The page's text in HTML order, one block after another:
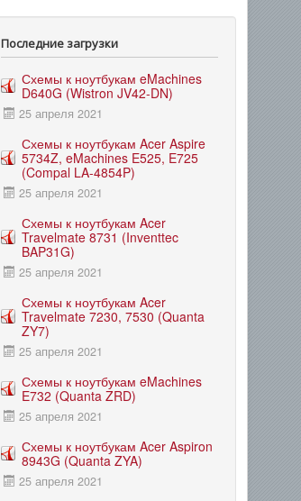
Последние загрузки
Схемы к ноутбукам eMachines
D640G (Wistron JV42-DN)
25 апреля 2021
Схемы к ноутбукам Acer Aspire
5734Z, eMachines E525, E725
(Compal LA-4854P)
25 апреля 2021
Схемы к ноутбукам Acer
Travelmate 8731 (Inventtec
BAP31G)
25 апреля 2021
Схемы к ноутбукам Acer
Travelmate 7230, 7530 (Quanta
ZY7)
25 апреля 2021
Схемы к ноутбукам eMachines
E732 (Quanta ZRD)
25 апреля 2021
Схемы к ноутбукам Acer Aspiron
8943G (Quanta ZYA)
25 апреля 2021